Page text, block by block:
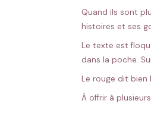
Quand ils sont
histoires et ses
Le texte est
dans la poche.
Le rouge dit bien
À offrir à